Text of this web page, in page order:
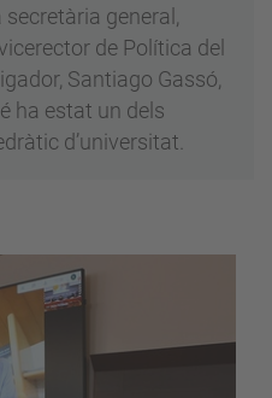
general,
de Política del
Santiago Gassó,
ha estat un dels
d’universitat.